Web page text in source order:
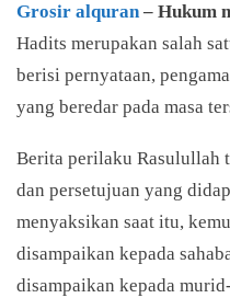
Grosir alquran– Hukum
Hadits merupakan salah
berisi pernyataan,
yang beredar pada masa
Berita perilaku Rasulullah
dan persetujuan yang
menyaksikan saat itu,
disampaikan kepada
disampaikan kepada